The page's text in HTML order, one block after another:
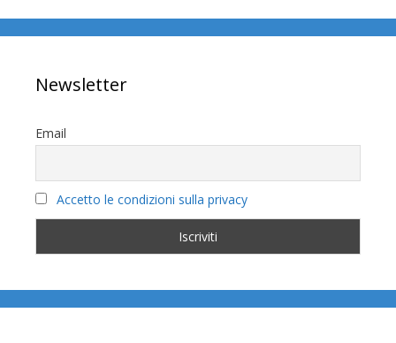
Newsletter
Email
Accetto le condizioni sulla privacy